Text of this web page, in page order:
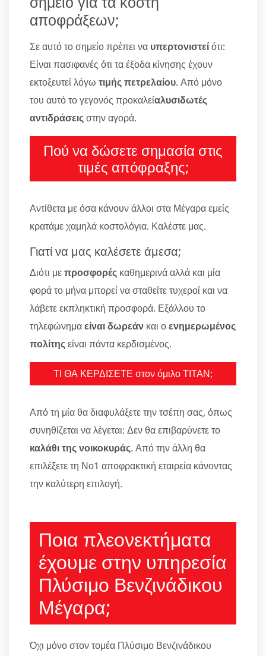
αποφράξεων;
Σε αυτό το σημείο πρέπει να υπερτονιστείότι:
Είναι πασιφανές ότι τα έξοδα κίνησης έχουν
εκτοξευτεί λόγω τιμής πετρελαίου. Από μόνο
του αυτό το γεγονός προκαλείαλυσιδωτές
αντιδράσειςστην αγορά.
Πού να δώσετε σημασία στις
τιμές απόφραξης;
Αντίθετα με όσα κάνουν άλλοι στα Μέγαρα εμείς
κρατάμε χαμηλά κοστολόγια. Καλέστε μας.
Γιατί να μας καλέσετε άμεσα;
Διότι μεπροσφορές καθημερινά αλλά και μία
φορά το μήνα μπορεί να σταθείτε τυχεροί και να
λάβετε εκπληκτική προσφορά. Εξάλλου το
τηλεφώνημαείναι δωρεάν και οενημερωμένος
πολίτηςείναι πάντα κερδισμένος.
ΤΙ ΘΑ ΚΕΡΔΙΣΕΤΕ στον όμιλο ΤΙΤΑΝ;
Από τη μία θα διαφυλάξετε την τσέπη σας, όπως
συνηθίζεται να λέγεται: Δεν θα επιβαρύνετε το
καλάθι της νοικοκυράς. Από την άλλη θα
επιλέξετε τη Νο1 αποφρακτική εταιρεία κάνοντας
την καλύτερη επιλογή.
Ποια πλεονεκτήματα
έχουμε στην υπηρεσία
Πλύσιμο Βενζινάδικου
Μέγαρα;
Όχι μόνο στον τομέα Πλύσιμο Βενζινάδικου